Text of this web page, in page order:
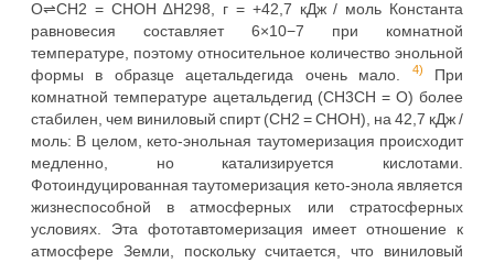
O⇌CH2 = CHOH ∆H298, г = +42,7 кДж / моль Константа
равновесия составляет 6×10−7 при комнатной
температуре, поэтому относительное количество энольной
формы в образце ацетальдегида очень мало.
4)
При
комнатной температуре ацетальдегид (CH3CH = O) более
стабилен, чем виниловый спирт (CH2 = CHOH), на 42,7 кДж /
моль: В целом, кето-энольная таутомеризация происходит
медленно, но катализируется кислотами.
Фотоиндуцированная таутомеризация кето-энола является
жизнеспособной в атмосферных или стратосферных
условиях. Эта фототавтомеризация имеет отношение к
атмосфере Земли, поскольку считается, что виниловый